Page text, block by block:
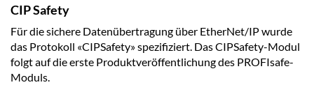
CIP Safety
Für die sichere Datenübertragung über EtherNet/IP wurde
das Protokoll «CIPSafety» spezifiziert. Das CIPSafety-Modul
folgt auf die erste Produktveröffentlichung des PROFIsafe-
Moduls.